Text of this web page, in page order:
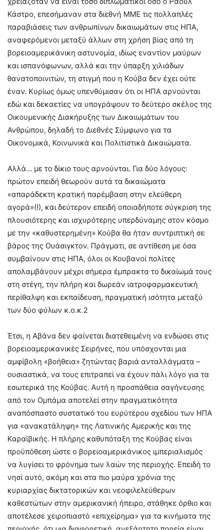
Κάστρο, επεσήμαναν στα διεθνή ΜΜΕ τις πολλαπλές
παραβιάσεις των ανθρωπίνων δικαιωμάτων στις ΗΠΑ,
αναφερόμενοι μεταξύ άλλων στη χρήση βίας από τη
βορειοαμερικάνικη αστυνομία, ιδίως εναντίον μαύρων
και ισπανόφωνων, αλλά και την ύπαρξη χιλιάδων
θανατοποινιτών, τη στιγμή που η Κούβα δεν έχει ούτε
έναν. Κυρίως όμως υπενθύμισαν ότι οι ΗΠΑ αρνούνται
εδώ και δεκαετίες να υπογράψουν το δεύτερο σκέλος της
Οικουμενικής Διακήρυξης των Δικαιωμάτων του
Ανθρώπου, δηλαδή το Διεθνές Σύμφωνο για τα
Οικονομικά, Κοινωνικά και Πολιτιστικά Δικαιώματα.
Αλλά… με το δίκιο τους αρνούνται. Για δύο λόγους:
πρώτον επειδή θεωρούν αυτά τα δικαιώματα
«απαράδεκτη κρατική παρέμβαση στην ελεύθερη
αγορά»(!), και δεύτερον επειδή οποιαδήποτε σύγκριση της
πλουσιότερης και ισχυρότερης υπερδύναμης στον κόσμο
με την «καθυστερημένη» Κούβα θα ήταν συντριπτική σε
βάρος της Ουάσιγκτον. Πράγματι, σε αντίθεση με όσα
συμβαίνουν στις ΗΠΑ, όλοι οι Κουβανοί πολίτες
απολαμβάνουν μέχρι σήμερα έμπρακτα το δικαίωμά τους
στη στέγη, την πλήρη και δωρεάν ιατροφαρμακευτική
περίθαλψη και εκπαίδευση, πραγματική ισότητα μεταξύ
των δύο φύλων κ.ο.κ.2
Έτσι, η Αβάνα δεν φαίνεται διατεθειμένη να ενδώσει στις
βορειοαμερικανικές Σειρήνες, που υπόσχονται μια
αμφίβολη «βοήθεια» ζητώντας βαριά ανταλλάγματα –
ουσιαστικά, να τους επιτραπεί να έχουν πάλι λόγο για τα
εσωτερικά της Κούβας. Αυτή η προσπάθεια σαγήνευσης
από τον Ομπάμα αποτελεί στην πραγματικότητα
αναπόσπαστο συστατικό του ευρύτερου σχεδίου των ΗΠΑ
για «ανακατάληψη» της Λατινικής Αμερικής και της
Καραϊβικής. Η πλήρης καθυπόταξη της Κούβας είναι
προϋπόθεση ώστε ο βορειοαμερικάνικος ιμπεριαλισμός
να λυγίσει το φρόνημα των λαών της περιοχής. Επειδή το
νησί αυτό, ακόμη και στα πιο μαύρα χρόνια της
κυριαρχίας δικτατορικών και νεοφιλελεύθερων
καθεστώτων στην αμερικανική ήπειρο, στάθηκε όρθιο και
αποτέλεσε χειροπιαστό «επιχείρημα» για τα κινήματα της